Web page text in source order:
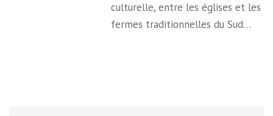
culturelle, entre les églises et les
fermes traditionnelles du Sud…